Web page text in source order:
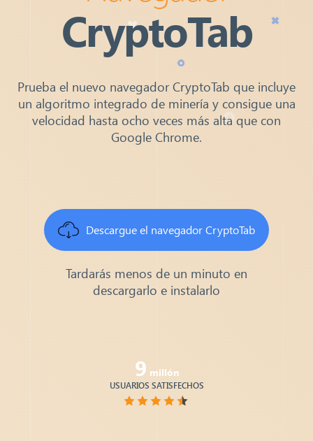
CryptoTab
Prueba el nuevo navegador CryptoTab que incluye
un algoritmo integrado de minería y consigue una
velocidad hasta ocho veces más alta que con
Google Chrome.
Descargue el navegador CryptoTab
Tardarás menos de un minuto en
descargarlo e instalarlo
9 millón
USUARIOS SATISFECHOS